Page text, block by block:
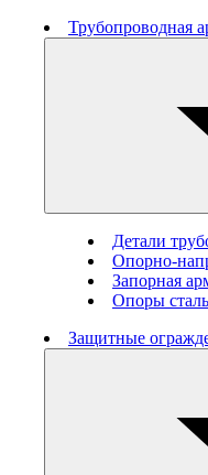
Трубопроводная
Детали
Опорно-
Запорная
Опоры
Защитные